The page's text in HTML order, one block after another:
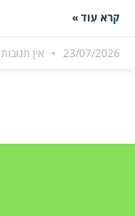
קרא עוד »
23/07/2026 אין תגובות